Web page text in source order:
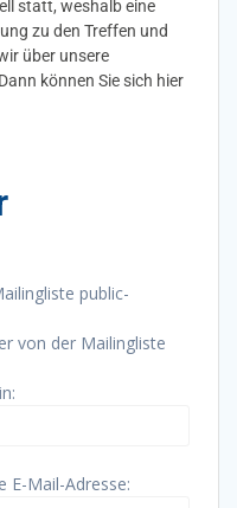
statt, weshalb eine
zu den Treffen und
über unsere
können Sie sich hier
public-
von der Mailingliste
E-Mail-Adresse: